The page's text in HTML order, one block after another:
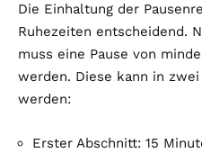
Die Einhaltung der
Ruhezeiten entscheidend.
muss eine Pause von
werden. Diese kann in
werden:
Erster Abschnitt: 15